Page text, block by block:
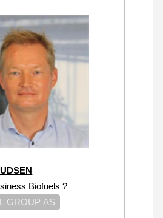
Biofuels ?
GROUP AS